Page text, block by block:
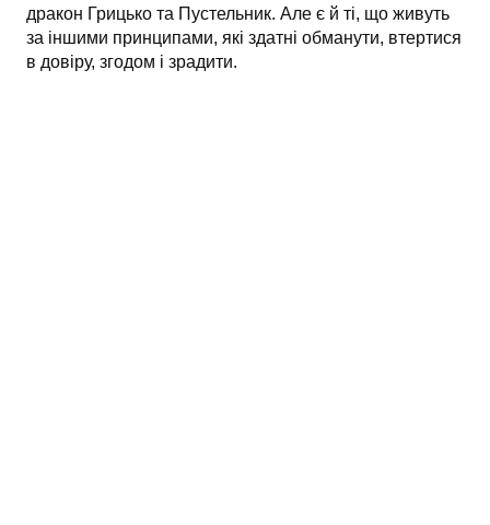
дракон Грицько та Пустельник. Але є й ті, що живуть
за іншими принципами, які здатні обманути, втертися
в довіру, згодом і зрадити.